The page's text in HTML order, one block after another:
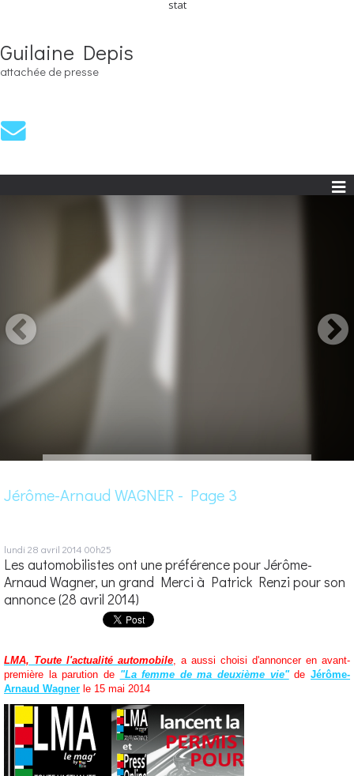
stat
Guilaine Depis
attachée de presse
Jérôme-Arnaud WAGNER - Page 3
lundi 28 avril 2014 00h25
Les automobilistes ont une préférence pour Jérôme-
Arnaud Wagner, un grand Merci à Patrick Renzi pour son
annonce (28 avril 2014)
LMA, Toute l'actualité automobile , a aussi choisi d'annoncer en avant-
première la parution de "La femme de ma deuxième vie"deJérôme-
Arnaud Wagner le 15 mai 2014